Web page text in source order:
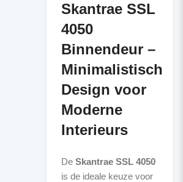
Skantrae SSL
4050
Binnendeur –
Minimalistisch
Design voor
Moderne
Interieurs
De Skantrae SSL 4050
is de ideale keuze voor